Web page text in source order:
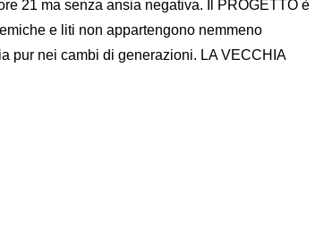
21 ma senza ansia negativa. Il PROGETTO è
e liti non appartengono nemmeno
pur nei cambi di generazioni. LA VECCHIA